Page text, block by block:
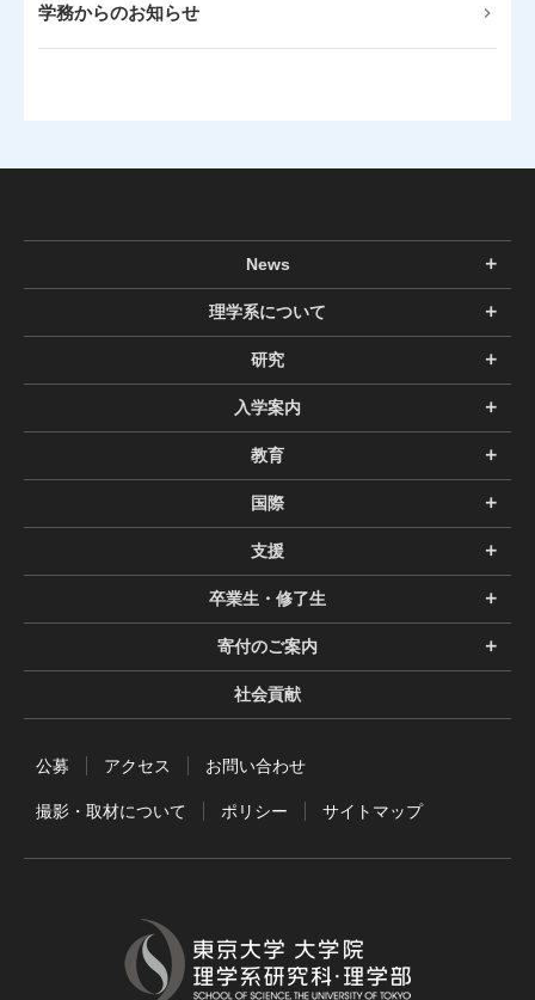
学務からのお知らせ
News
理学系について
研究
入学案内
教育
国際
支援
卒業生・修了生
寄付のご案内
社会貢献
公募 アクセス お問い合わせ
撮影・取材について ポリシー サイトマップ